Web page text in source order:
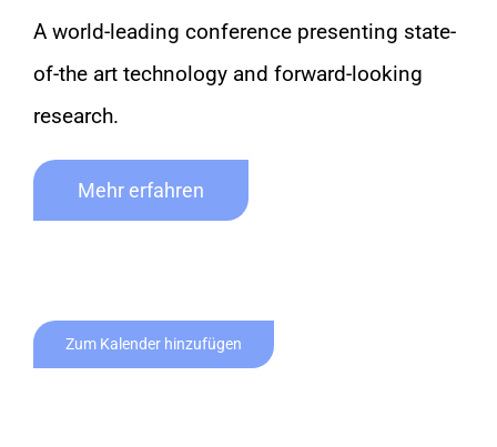
A world-leading conference presenting state-
of-the art technology and forward-looking
research.
Mehr erfahren
Zum Kalender hinzufügen